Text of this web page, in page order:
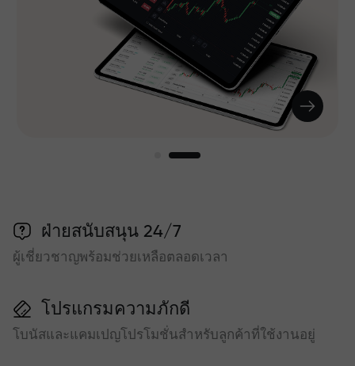
ฝ่ายสนับสนุน 24/7
ผู้เชี่ยวชาญพร้อมช่วยเหลือตลอดเวลา
โปรแกรมความภักดี
โบนัสและแคมเปญโปรโมชั่นสำหรับลูกค้าที่ใช้งานอยู่